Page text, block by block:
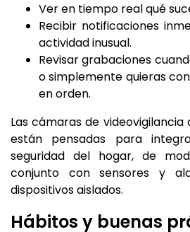
Ver en tiempo real qué
Recibir notificaciones
actividad inusual.
Revisar grabaciones
o simplemente quieras
en orden.
Las cámaras de videovigilancia
están pensadas para
seguridad del hogar, de
conjunto con sensores y
dispositivos aislados.
Hábitos y buenas